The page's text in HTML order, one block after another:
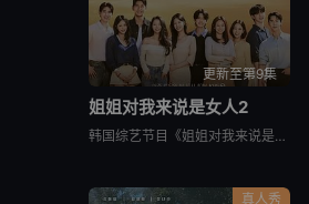
更新至第9集
姐姐对我来说是女人2
韩国综艺节目《姐姐对我来说是女人2》又名：Noona is a Woman to Me 2，讲述了：节目旨在开掘为了事业而度过激烈的时间还没有找到爱情的女性和在爱情面前相信年龄只是数字的男性之间的罗曼
真人秀